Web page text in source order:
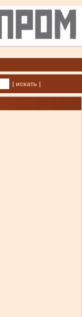
| искать |